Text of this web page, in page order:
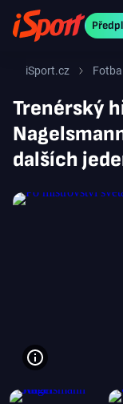
iSport.cz Fotbal
Trenérský
dalších